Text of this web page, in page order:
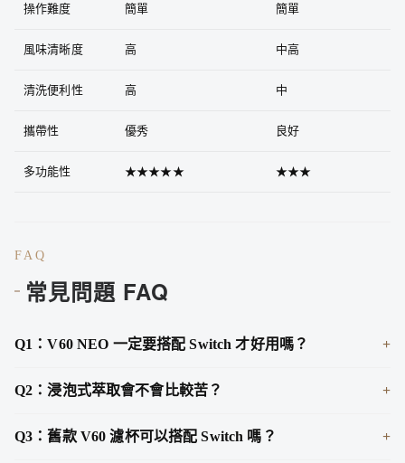
操作難度 簡單 簡單
風味清晰度 高 中高
清洗便利性 高 中
攜帶性 優秀 良好
多功能性 ★★★★★ ★★★
FAQ
常見問題 FAQ
Q1：V60 NEO 一定要搭配 Switch 才好用嗎？
Q2：浸泡式萃取會不會比較苦？
Q3：舊款 V60 濾杯可以搭配 Switch 嗎？